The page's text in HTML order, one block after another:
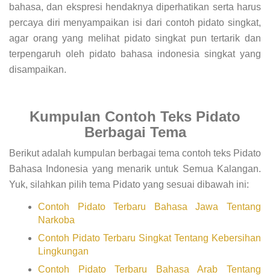
bahasa, dan ekspresi hendaknya diperhatikan serta harus
percaya diri menyampaikan isi dari contoh pidato singkat,
agar orang yang melihat pidato singkat pun tertarik dan
terpengaruh oleh pidato bahasa indonesia singkat yang
disampaikan.
Kumpulan Contoh Teks Pidato
Berbagai Tema
Berikut adalah kumpulan berbagai tema contoh teks Pidato
Bahasa Indonesia yang menarik untuk Semua Kalangan.
Yuk, silahkan pilih tema Pidato yang sesuai dibawah ini:
Contoh Pidato Terbaru Bahasa Jawa Tentang
Narkoba
Contoh Pidato Terbaru Singkat Tentang Kebersihan
Lingkungan
Contoh Pidato Terbaru Bahasa Arab Tentang